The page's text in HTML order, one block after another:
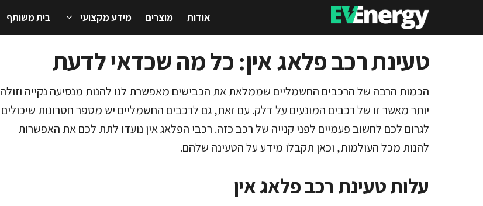
אודות מוצרים מידע מקצועי בית משותף
טעינת רכב פלאג אין: כל מה שכדאי לדעת
הכמות הרבה של הרכבים החשמליים שממלאת את הכבישים מאפשרת לנו להנות מנסיעה נקייה וזולה
יותר מאשר זו של רכבים המונעים על דלק. עם זאת, גם לרכבים החשמליים יש מספר חסרונות שיכולים
לגרום לכם לחשוב פעמיים לפני קנייה של רכב כזה. רכבי הפלאג אין נועדו לתת לכם את האפשרות
להנות מכל העולמות, וכאן תקבלו מידע על הטעינה שלהם.
עלות טעינת רכב פלאג אין